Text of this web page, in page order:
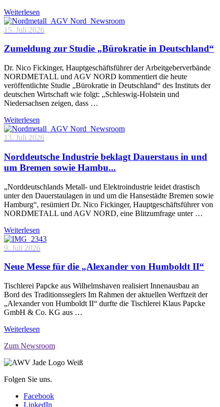
Weiterlesen
15. Juli 2026
Zumeldung zur Studie „Bürokratie in Deutschland“
Dr. Nico Fickinger, Hauptgeschäftsführer der Arbeitgeberverbände
NORDMETALL und AGV NORD kommentiert die heute
veröffentlichte Studie „Bürokratie in Deutschland“ des Instituts der
deutschen Wirtschaft wie folgt: „Schleswig-Holstein und
Niedersachsen zeigen, dass …
Weiterlesen
13. Juli 2026
Norddeutsche Industrie beklagt Dauerstaus in und
um Bremen sowie Hambu...
„Norddeutschlands Metall- und Elektroindustrie leidet drastisch
unter den Dauerstaulagen in und um die Hansestädte Bremen sowie
Hamburg“, resümiert Dr. Nico Fickinger, Hauptgeschäftsführer von
NORDMETALL und AGV NORD, eine Blitzumfrage unter …
Weiterlesen
9. Juli 2026
Neue Messe für die „Alexander von Humboldt II“
Tischlerei Papcke aus Wilhelmshaven realisiert Innenausbau an
Bord des Traditionsseglers Im Rahmen der aktuellen Werftzeit der
„Alexander von Humboldt II“ durfte die Tischlerei Klaus Papcke
GmbH & Co. KG aus …
Weiterlesen
Zum Newsroom
Folgen Sie uns.
Facebook
LinkedIn